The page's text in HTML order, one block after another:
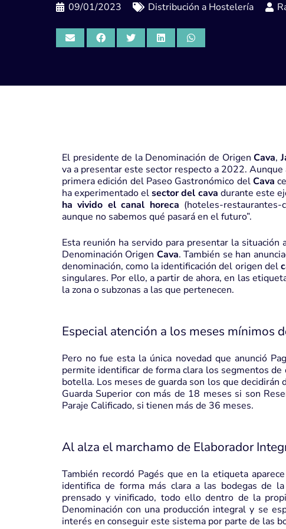
09/01/2023 Distribución a Hostelería
El presidente de la Denominación de OrigenCava,
va a presentar este sector respecto a 2022.
primera edición del Paseo Gastronómico delCava
ha experimentado elsector del cava durante este
ha vivido el canal horeca (hoteles-
aunque no sabemos qué pasará en el futuro”.
Esta reunión ha servido para presentar la
Denominación Origen Cava. También se han
denominación, como la identificación del origen del
singulares. Por ello, a partir de ahora, en las
la zona o subzonas a las que pertenecen.
Especial atención a los meses mínimos
Pero no fue esta la única novedad que anunció
permite identificar de forma clara los segmentos
botella. Los meses de guarda son los que decidirán
Guarda Superior con más de 18 meses si son
Paraje Calificado, si tienen más de 36 meses.
Al alza el marchamo de Elaborador
También recordó Pagés que en la etiqueta
identifica de forma más clara a las bodegas de
prensado y vinificado, todo ello dentro de la
Denominación con una producción integral y se
interés en conseguir este sistema por parte de las